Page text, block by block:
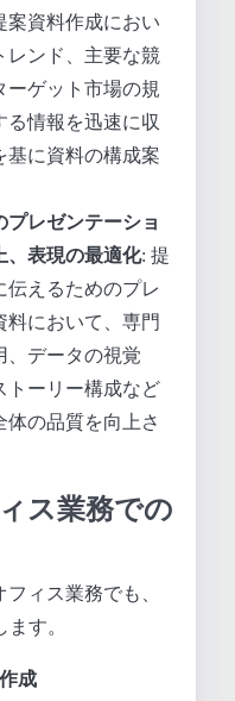
案資料作成におい
レンド、主要な競
ーゲット市場の規
る情報を迅速に収
基に資料の構成案
プレゼンテーショ
、表現の最適化: 提
伝えるためのプレ
料において、専門
、データの視覚
トーリー構成など
体の品質を向上さ
ス業務での
ィス業務でも、
す。
成